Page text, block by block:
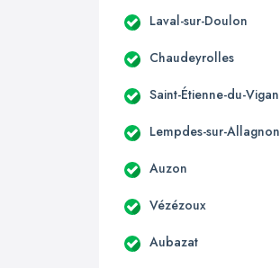
Laval-sur-Doulon
Chaudeyrolles
Saint-Étienne-du-Vigan
Lempdes-sur-Allagnon
Auzon
Vézézoux
Aubazat